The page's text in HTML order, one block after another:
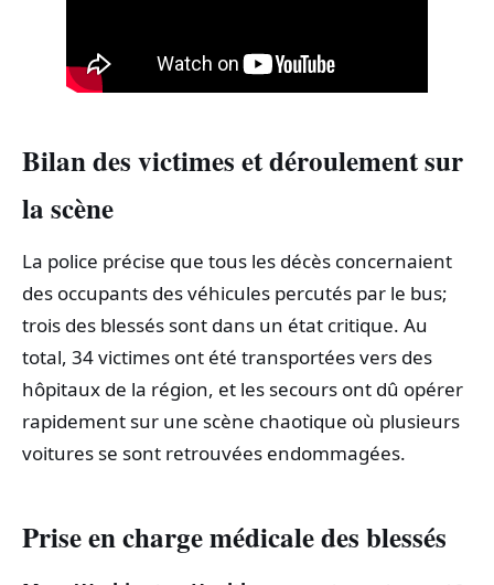
Bilan des victimes et déroulement sur
la scène
La police précise que tous les décès concernaient
des occupants des véhicules percutés par le bus;
trois des blessés sont dans un état critique. Au
total, 34 victimes ont été transportées vers des
hôpitaux de la région, et les secours ont dû opérer
rapidement sur une scène chaotique où plusieurs
voitures se sont retrouvées endommagées.
Prise en charge médicale des blessés